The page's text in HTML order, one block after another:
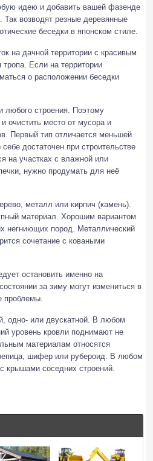
идею и добавить вашей фазенде
Так возводят резные деревянные
беседки в японском стиле.
на дачной территории с красивым
Если на территории
о расположении беседки
строения. Поэтому
очистить место от мусора и
Первый тип отличается меньшей
достаточен при строительстве
на участках с влажной или
нужно продумать для неё
металл или кирпич (камень).
материал. Хорошим вариантом
негниющих пород. Металлический
сочетание с коваными
остановить именно на
за зиму могут измениться в
проблемы.
одно- или двускатной. В любом
уровень кровли поднимают не
материалам относятся
шифер или рубероид. В любом
крышами соседних строений.